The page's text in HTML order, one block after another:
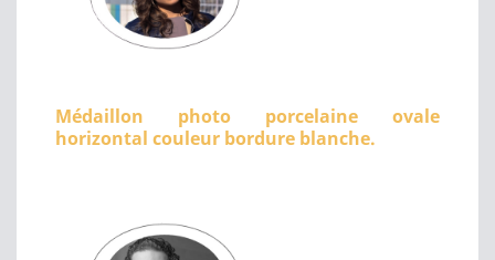
Médaillon photo porcelaine ovale
horizontal couleur bordure blanche.